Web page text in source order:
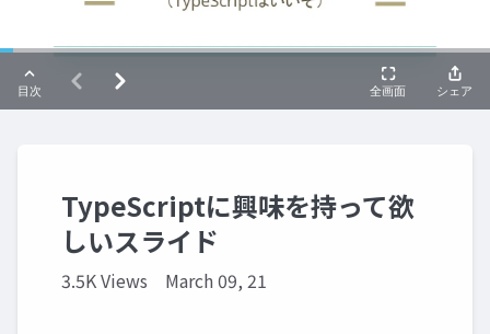
TypeScriptに興味を持って欲
しいスライド
3.5K Views March 09, 21